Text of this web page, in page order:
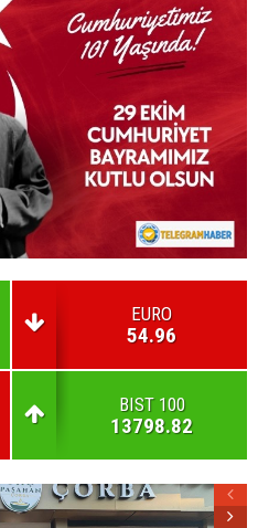
EURO
54.96
BIST 100
13798.82